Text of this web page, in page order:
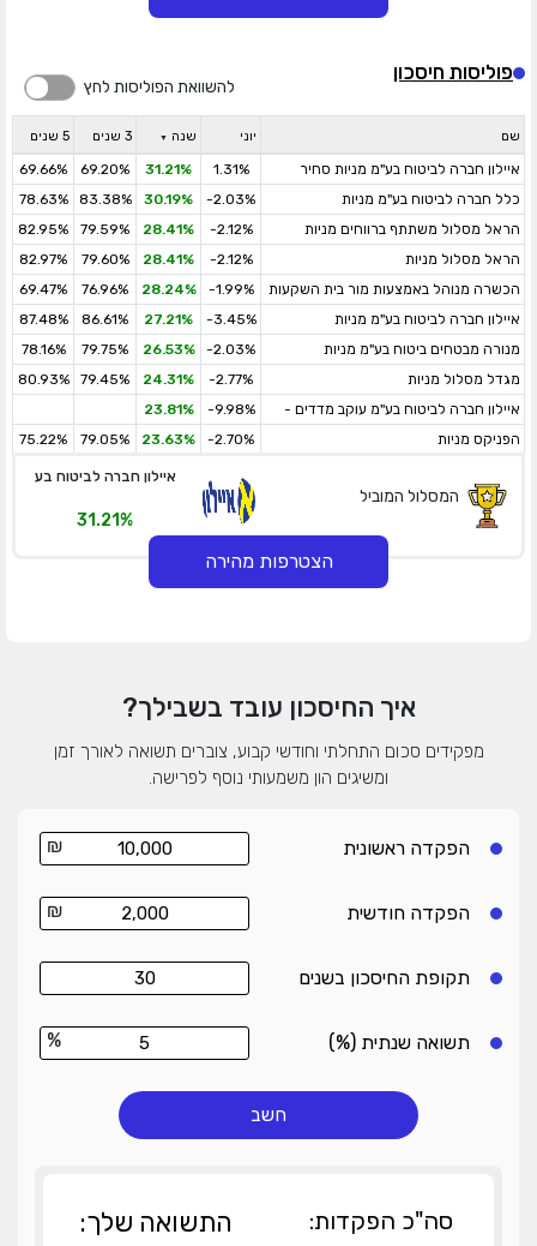
פוליסות חיסכון
להשוואת הפוליסות לחץ
שם יוני שנה 3 שנים 5 שנים
איילון חברה לביטוח בע"מ מניות סחיר 1.31%
31.21%
69.20%
69.66%
כלל חברה לביטוח בע"מ מניות
-2.03%
30.19%
83.38%
78.63%
הראל מסלול משתתף ברווחים מניות
-2.12%
28.41%
79.59%
82.95%
הראל מסלול מניות
-2.12%
28.41%
79.60%
82.97%
הכשרה מנוהל באמצעות מור בית השקעות
ניהול תיקים בע"מ - מניות
-1.99%
28.24%
76.96%
69.47%
איילון חברה לביטוח בע"מ מניות
-3.45%
27.21%
86.61%
87.48%
מנורה מבטחים ביטוח בע"מ מניות
-2.03%
26.53%
79.75%
78.16%
מגדל מסלול מניות
-2.77%
24.31%
79.45%
80.93%
איילון חברה לביטוח בע"מ עוקב מדדים -
-9.98%
23.81%
הפניקס מניות
-2.70%
23.63%
79.05%
75.22%
המסלול המוביל
איילון חברה לביטוח בע
31.21%
הצטרפות מהירה
איך החיסכון עובד בשבילך?
מפקידים סכום התחלתי וחודשי קבוע, צוברים תשואה לאורך זמן
ומשיגים הון משמעותי נוסף לפרישה.
הפקדה ראשונית ₪
הפקדה חודשית ₪
תקופת החיסכון בשנים
תשואה שנתית (%) %
חשב
סה"כ הפקדות:
התשואה שלך: